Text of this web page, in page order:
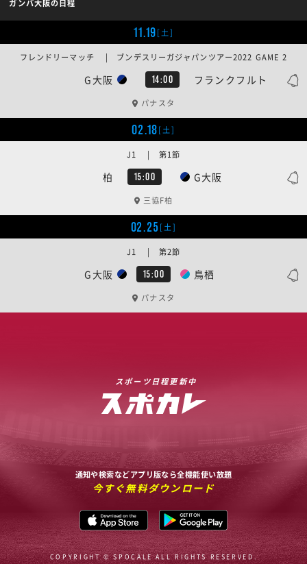
ガンバ大阪の日程
11.19[土]
G大阪 14:00 フランクフルト
フレンドリーマッチ | ブンデスリーガジャパンツアー2022 GAME 2
パナスタ
02.18[土]
柏 15:00 G大阪
J1 | 第1節
三協F柏
02.25[土]
G大阪 15:00 鳥栖
J1 | 第2節
パナスタ
スポーツ日程更新中
通知や検索などアプリ版なら全機能使い放題
今すぐ無料ダウンロード
COPYRIGHT © SPOCALE ALL RIGHTS RESERVED.